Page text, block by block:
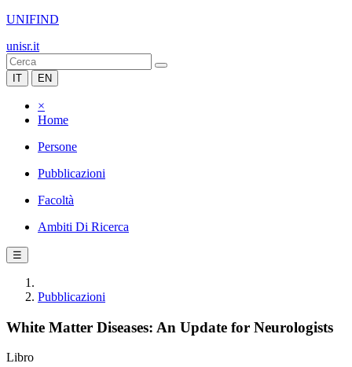
UNIFIND
unisr.it
IT EN
×
Home
Persone
Pubblicazioni
Facoltà
Ambiti Di Ricerca
☰
Pubblicazioni
White Matter Diseases: An Update for Neurologists
Libro